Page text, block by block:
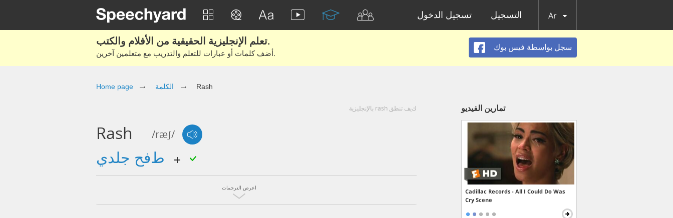
تسجيل الدخول التسجيل Ar
تعلم الإنجليزية الحقيقية من الأفلام والكتب.
أضف كلمات أو عبارات للتعلم والتدريب مع متعلمين آخرين.
سجل بواسطة فيس بوك
Home page الكلمة Rash
كيف تنطق rash بالإنجليزية
Rash /ræʃ/
اعرض الترجمات
تمارين الفيديو
Cadillac Records - All I Could Do Was
Cry Scene